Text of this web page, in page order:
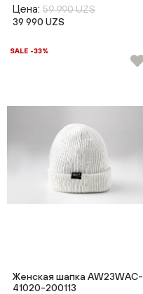
Цена: 59 990 UZS
39 990 UZS
SALE -33%
Женская шапка AW23WAC-
41020-200113